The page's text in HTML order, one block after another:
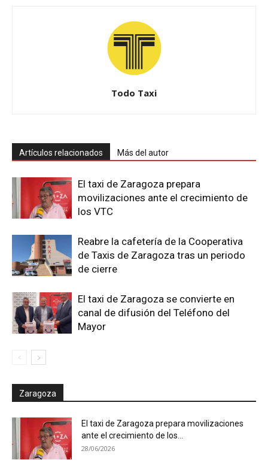
Todo Taxi
Artículos relacionados Más del autor
El taxi de Zaragoza prepara
movilizaciones ante el crecimiento de
los VTC
Reabre la cafetería de la Cooperativa
de Taxis de Zaragoza tras un periodo
de cierre
El taxi de Zaragoza se convierte en
canal de difusión del Teléfono del
Mayor
Zaragoza
El taxi de Zaragoza prepara movilizaciones
ante el crecimiento de los...
28/06/2026